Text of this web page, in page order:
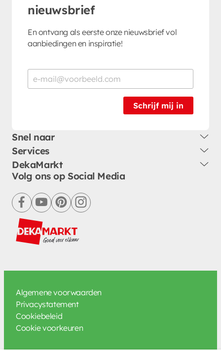
nieuwsbrief
En ontvang als eerste onze nieuwsbrief vol
aanbiedingen en inspiratie!
Schrijf mij in
Snel naar
Services
DekaMarkt
Volg ons op Social Media
facebookyoutubepinterestinstagram
Algemene voorwaarden
Privacystatement
Cookiebeleid
Cookie voorkeuren